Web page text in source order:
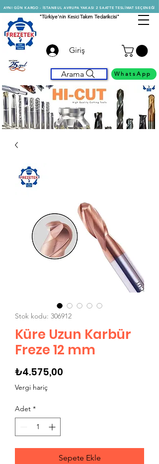
AYNI GÜN KARGO - İSTANBUL AVRUPA YAKASI 2 SAATTE TESLİMAT SEÇENEĞİ
"Türkiye'nin KesiciTakım Tedarikcisi"
Giriş
Arama WhatsApp
Stok kodu: 306912
Küre Uzun Karbür
Freze 12 mm
₺4.575,00
Vergi hariç
Adet *
Sepete Ekle